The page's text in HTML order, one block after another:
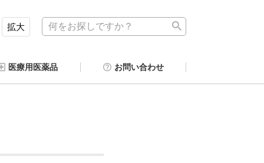
拡大
医療用医薬品 お問い合わせ